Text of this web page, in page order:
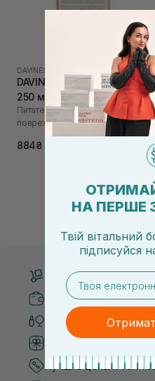
DAVINES
DAVINES Nou Nou Shampoo
250 мл
Питательный шампунь для
поврежденных волос
884₴
Бесплатная
Безопасные способы
Только оригинальная
Лучшие цены и топ
НА ПЕРШЕ
Твій вітальний
підписуйся
email